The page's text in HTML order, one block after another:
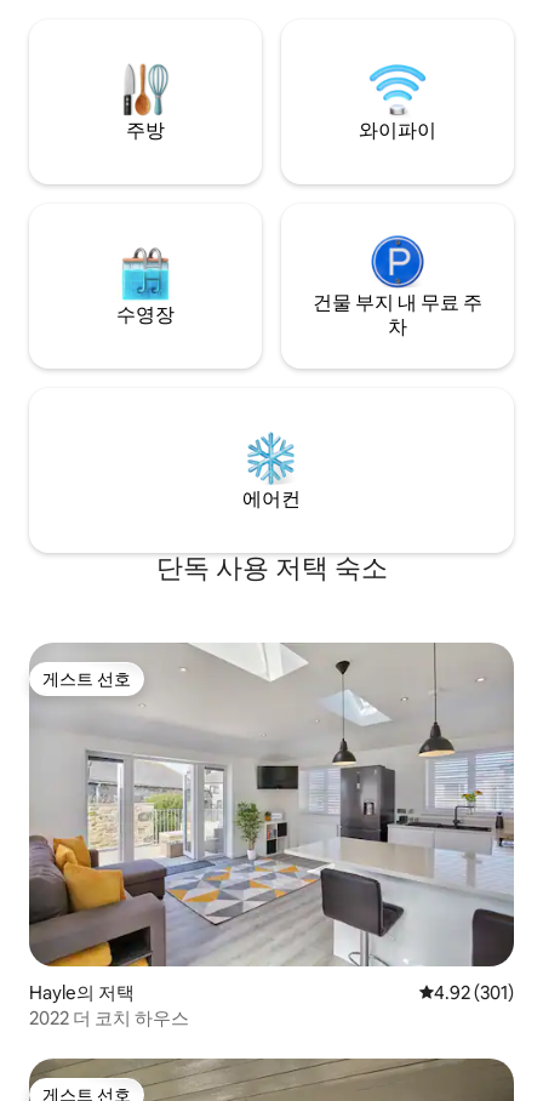
동물 수수료: 전체 숙박 기간에 대해 90파운
드 전기차 충전은 불가능합니다!
수 있습니다.
주방 와이파이
수영장
건물 부지 내 무료 주
차
에어컨
단독 사용 저택 숙소
게스트 선호
게스트 선호
Hayle의 저택 평점 4.92점(5
4.92 (301)
2022 더 코치 하우스
게스트 선호